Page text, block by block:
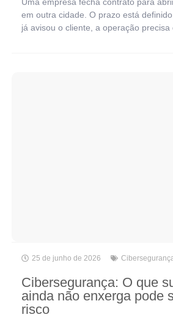
em outra cidade. O prazo está
já avisou o cliente, a operação
25 de junho de 2026
Cibersegurança: O que
ainda não enxerga pode
risco